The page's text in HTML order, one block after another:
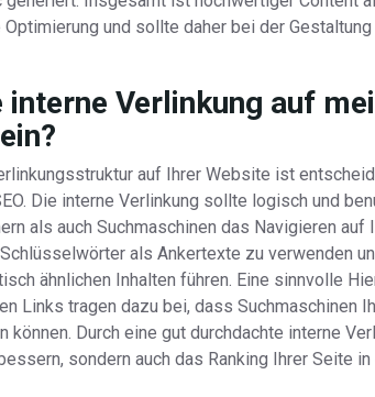
und sollte daher bei der
Verlinkung auf
auf Ihrer Website ist
Die interne Verlinkung sollte logisch und
als auch Suchmaschinen das Navigieren
als Ankertexte zu verwenden
ähnlichen Inhalten führen. Eine sinnvolle
Links tragen dazu bei, dass Suchmaschinen
können. Durch eine gut durchdachte interne
sondern auch das Ranking Ihrer Seite